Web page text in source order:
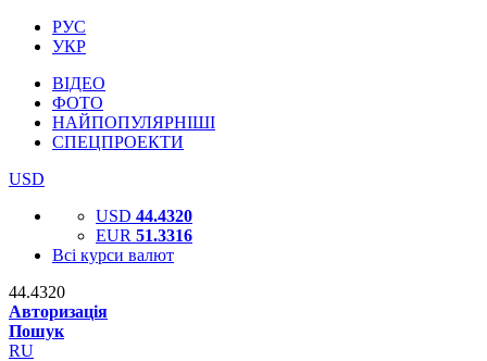
РУС
УКР
ВІДЕО
ФОТО
НАЙПОПУЛЯРНІШІ
СПЕЦПРОЕКТИ
USD
USD 44.4320
EUR 51.3316
Всі курси валют
44.4320
Авторизація
Пошук
RU